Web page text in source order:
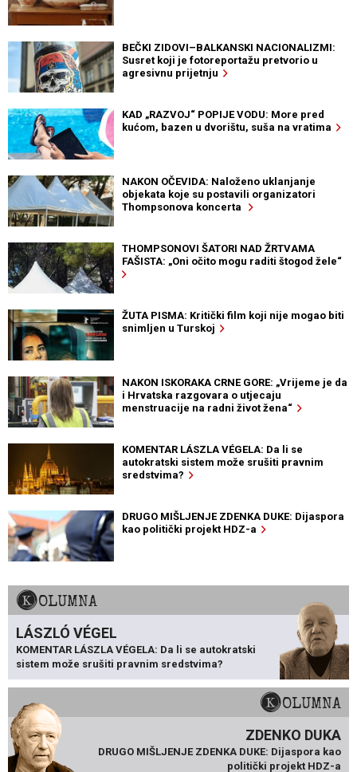
BEČKI ZIDOVI–BALKANSKI NACIONALIZMI:
Susret koji je fotoreportažu pretvorio u
agresivnu prijetnju
KAD „RAZVOJ“ POPIJE VODU: More pred
kućom, bazen u dvorištu, suša na vratima
NAKON OČEVIDA: Naloženo uklanjanje
objekata koje su postavili organizatori
Thompsonova koncerta
THOMPSONOVI ŠATORI NAD ŽRTVAMA
FAŠISTA: „Oni očito mogu raditi štogod žele“
ŽUTA PISMA: Kritički film koji nije mogao biti
snimljen u Turskoj
NAKON ISKORAKA CRNE GORE: „Vrijeme je da
i Hrvatska razgovara o utjecaju
menstruacije na radni život žena“
KOMENTAR LÁSZLA VÉGELA: Da li se
autokratski sistem može srušiti pravnim
sredstvima?
DRUGO MIŠLJENJE ZDENKA DUKE: Dijaspora
kao politički projekt HDZ-a
KOLUMNA
LÁSZLÓ VÉGEL
KOMENTAR LÁSZLA VÉGELA: Da li se autokratski
sistem može srušiti pravnim sredstvima?
KOLUMNA
ZDENKO DUKA
DRUGO MIŠLJENJE ZDENKA DUKE: Dijaspora kao
politički projekt HDZ-a